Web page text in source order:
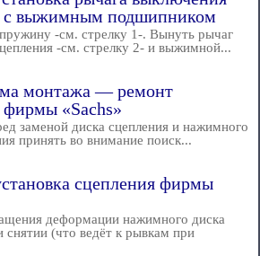
с выжимным подшипником
-см. стрелку 1-. Вынуть рычаг
-см. стрелку 2- и выжимной...
монтажа — ремонт
фирмы «Sachs»
заменой диска сцепления и нажимного
принять во внимание поиск...
сцепления фирмы
деформации нажимного диска
снятии (что ведёт к рывкам при